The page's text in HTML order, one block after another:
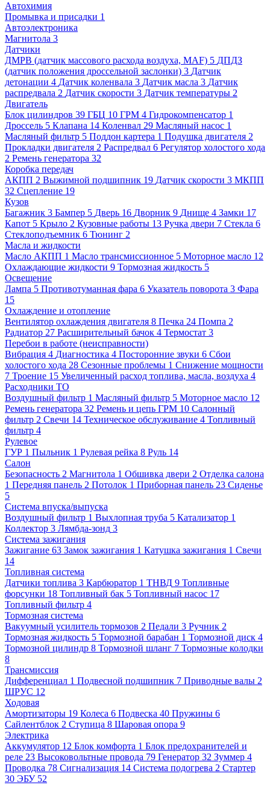
Автохимия
Промывка и присадки 1
Автоэлектроника
Магнитола 3
Датчики
ДМРВ (датчик массового расхода воздуха, MAF) 5 ДПДЗ
(датчик положения дроссельной заслонки) 3 Датчик
детонации 4 Датчик коленвала 3 Датчик масла 3 Датчик
распредвала 2 Датчик скорости 3 Датчик температуры 2
Двигатель
Блок цилиндров 39 ГБЦ 10 ГРМ 4 Гидрокомпенсатор 1
Дроссель 5 Клапана 14 Коленвал 29 Масляный насос 1
Масляный фильтр 5 Поддон картера 1 Подушка двигателя 2
Прокладки двигателя 2 Распредвал 6 Регулятор холостого хода
2 Ремень генератора 32
Коробка передач
АКПП 2 Выжимной подшипник 19 Датчик скорости 3 МКПП
32 Сцепление 19
Кузов
Багажник 3 Бампер 5 Дверь 16 Дворник 9 Днище 4 Замки 17
Капот 5 Крыло 2 Кузовные работы 13 Ручка двери 7 Стекла 6
Стеклоподъемник 6 Тюнинг 2
Масла и жидкости
Масло АКПП 1 Масло трансмиссионное 5 Моторное масло 12
Охлаждающие жидкости 9 Тормозная жидкость 5
Освещение
Лампа 5 Противотуманная фара 6 Указатель поворота 3 Фара
15
Охлаждение и отопление
Вентилятор охлаждения двигателя 8 Печка 24 Помпа 2
Радиатор 27 Расширительный бачок 4 Термостат 3
Перебои в работе (неисправности)
Вибрация 4 Диагностика 4 Посторонние звуки 6 Сбои
холостого хода 28 Сезонные проблемы 1 Снижение мощности
7 Троение 15 Увеличенный расход топлива, масла, воздуха 4
Расходники ТО
Воздушный фильтр 1 Масляный фильтр 5 Моторное масло 12
Ремень генератора 32 Ремень и цепь ГРМ 10 Салонный
фильтр 2 Свечи 14 Техническое обслуживание 4 Топливный
фильтр 4
Рулевое
ГУР 1 Пыльник 1 Рулевая рейка 8 Руль 14
Салон
Безопасность 2 Магнитола 1 Обшивка двери 2 Отделка салона
1 Передняя панель 2 Потолок 1 Приборная панель 23 Сиденье
5
Система впуска/выпуска
Воздушный фильтр 1 Выхлопная труба 5 Катализатор 1
Коллектор 3 Лямбда-зонд 3
Система зажигания
Зажигание 63 Замок зажигания 1 Катушка зажигания 1 Свечи
14
Топливная система
Датчики топлива 3 Карбюратор 1 ТНВД 9 Топливные
форсунки 18 Топливный бак 5 Топливный насос 17
Топливный фильтр 4
Тормозная система
Вакуумный усилитель тормозов 2 Педали 3 Ручник 2
Тормозная жидкость 5 Тормозной барабан 1 Тормозной диск 4
Тормозной цилиндр 8 Тормозной шланг 7 Тормозные колодки
8
Трансмиссия
Дифференциал 1 Подвесной подшипник 7 Приводные валы 2
ШРУС 12
Ходовая
Амортизаторы 19 Колеса 6 Подвеска 40 Пружины 6
Сайлентблок 2 Ступица 8 Шаровая опора 9
Электрика
Аккумулятор 12 Блок комфорта 1 Блок предохранителей и
реле 23 Высоковольтные провода 79 Генератор 32 Зуммер 4
Проводка 78 Сигнализация 14 Система подогрева 2 Стартер
30 ЭБУ 52